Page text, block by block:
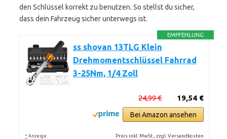
den Schlüssel korrekt zu benutzen. So stellst du sicher,
dass dein Fahrzeug sicher unterwegs ist.
EMPFEHLUNG
ss shovan 13TLG Klein
Drehmomentschlüssel Fahrrad
3-25Nm, 1/4 Zoll
19,54 €
24,99 €
Bei Amazon ansehen
* Anzeige Preis inkl. MwSt., zzgl. Versandkosten